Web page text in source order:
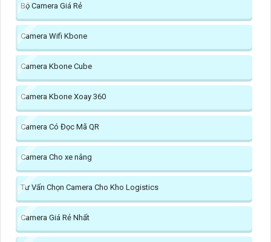
Bộ Camera Giá Rẻ
Camera Wifi Kbone
Camera Kbone Cube
Camera Kbone Xoay 360
Camera Có Đọc Mã QR
Camera Cho xe nâng
Tư Vấn Chọn Camera Cho Kho Logistics
Camera Giá Rẻ Nhất